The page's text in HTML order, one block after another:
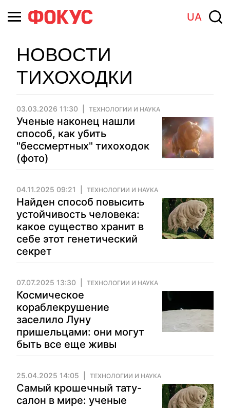
UA
НОВОСТИ
ТИХОХОДКИ
03.03.2026 11:30 ТЕХНОЛОГИИ И НАУКА
Ученые наконец нашли
способ, как убить
"бессмертных" тихоходок
(фото)
04.11.2025 09:21 ТЕХНОЛОГИИ И НАУКА
Найден способ повысить
устойчивость человека:
какое существо хранит в
себе этот генетический
секрет
07.07.2025 13:30 ТЕХНОЛОГИИ И НАУКА
Космическое
кораблекрушение
заселило Луну
пришельцами: они могут
быть все еще живы
25.04.2025 14:05 ТЕХНОЛОГИИ И НАУКА
Самый крошечный тату-
салон в мире: ученые